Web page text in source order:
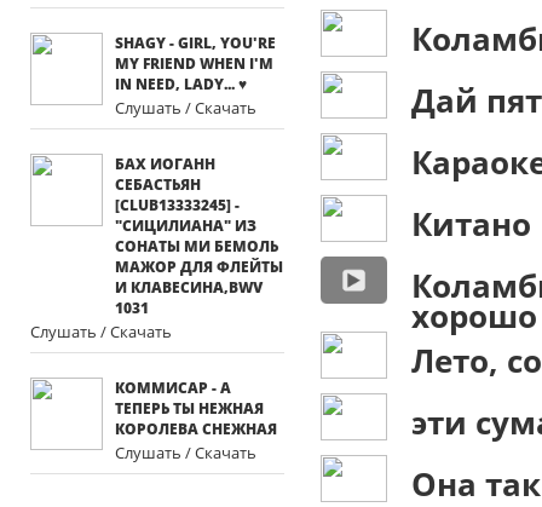
SHAGY - GIRL, YOU'RE
MY FRIEND WHEN I'M
IN NEED, LADY... ♥
Слушать / Скачать
БАХ ИОГАНН
СЕБАСТЬЯН
[CLUB13333245] -
"СИЦИЛИАНА" ИЗ
СОНАТЫ МИ БЕМОЛЬ
МАЖОР ДЛЯ ФЛЕЙТЫ
И КЛАВЕСИНА,BWV
1031
Слушать / Скачать
КОММИСАР - А
ТЕПЕРЬ ТЫ НЕЖНАЯ
КОРОЛЕВА СНЕЖНАЯ
Слушать / Скачать
Дай
Китано
Лето,
эти
Она